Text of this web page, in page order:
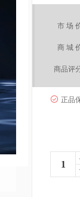
市 场
商 城
商品评
正品